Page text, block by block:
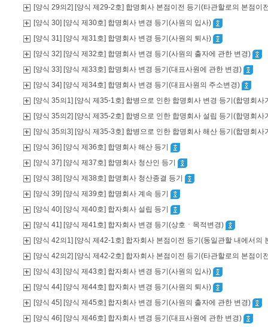
[양식 29의2] [양식 제29-2호] 합명회사 본점이전 등기(타관할로의 본점이
[양식 30] [양식 제30호] 합명회사 변경 등기(사원의 입사)
[양식 31] [양식 제31호] 합명회사 변경 등기(사원의 퇴사)
[양식 32] [양식 제32호] 합명회사 변경 등기(사원의 출자에 관한 변경)
[양식 33] [양식 제33호] 합명회사 변경 등기(대표사원에 관한 변경)
[양식 34] [양식 제34호] 합명회사 변경 등기(대표사원의 주소변경)
[양식 35의1] [양식 제35-1호] 합병으로 인한 합명회사 변경 등기(합명회
[양식 35의2] [양식 제35-2호] 합병으로 인한 합명회사 설립 등기(합명회
[양식 35의3] [양식 제35-3호] 합병으로 인한 합명회사 해산 등기(합명회
[양식 36] [양식 제36호] 합명회사 해산 등기
[양식 37] [양식 제37호] 합명회사 청산인 등기
[양식 38] [양식 제38호] 합명회사 청산종결 등기
[양식 39] [양식 제39호] 합명회사 계속 등기
[양식 40] [양식 제40호] 합자회사 설립 등기
[양식 41] [양식 제41호] 합자회사 변경 등기(상호ㆍ목적변경)
[양식 42의1] [양식 제42-1호] 합자회사 본점이전 등기(동일관할 내에서의
[양식 42의2] [양식 제42-2호] 합자회사 본점이전 등기(타관할로의 본점이
[양식 43] [양식 제43호] 합자회사 변경 등기(사원의 입사)
[양식 44] [양식 제44호] 합자회사 변경 등기(사원의 퇴사)
[양식 45] [양식 제45호] 합자회사 변경 등기(사원의 출자에 관한 변경)
[양식 46] [양식 제46호] 합자회사 변경 등기(대표사원에 관한 변경)